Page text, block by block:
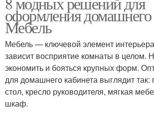
оформления
Мебель
Мебель — ключевой элемент
зависит восприятие комнаты в целом.
экономить и бояться крупных форм.
для домашнего кабинета выглядит
стол, кресло руководителя, мягкая
шкаф.